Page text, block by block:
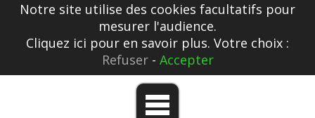
Notre site utilise des cookies facultatifs pour
mesurer l'audience.
Cliquez ici pour en savoir plus. Votre choix :
Refuser- Accepter